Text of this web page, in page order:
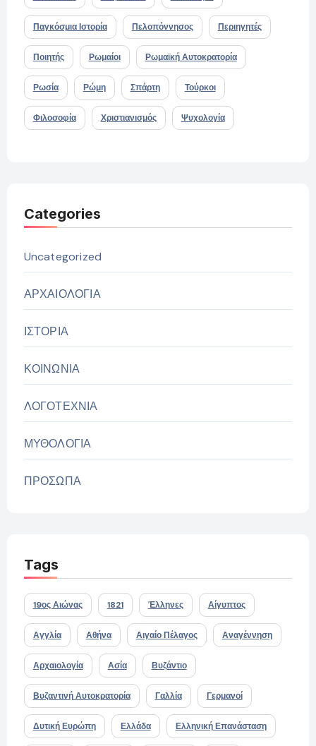
Παγκόσμια Ιστορία Πελοπόννησος Περιηγητές
Ποιητής Ρωμαίοι Ρωμαϊκή Αυτοκρατορία
Ρωσία Ρώμη Σπάρτη Τούρκοι
Φιλοσοφία Χριστιανισμός Ψυχολογία
Categories
Uncategorized
ΑΡΧΑΙΟΛΟΓΙΑ
ΙΣΤΟΡΙΑ
ΚΟΙΝΩΝΙΑ
ΛΟΓΟΤΕΧΝΙΑ
ΜΥΘΟΛΟΓΙΑ
ΠΡΟΣΩΠΑ
Tags
19ος Αιώνας 1821 Έλληνες Αίγυπτος
Αγγλία Αθήνα Αιγαίο Πέλαγος Αναγέννηση
Αρχαιολογία Ασία Βυζάντιο
Βυζαντινή Αυτοκρατορία Γαλλία Γερμανοί
Δυτική Ευρώπη Ελλάδα Ελληνική Επανάσταση